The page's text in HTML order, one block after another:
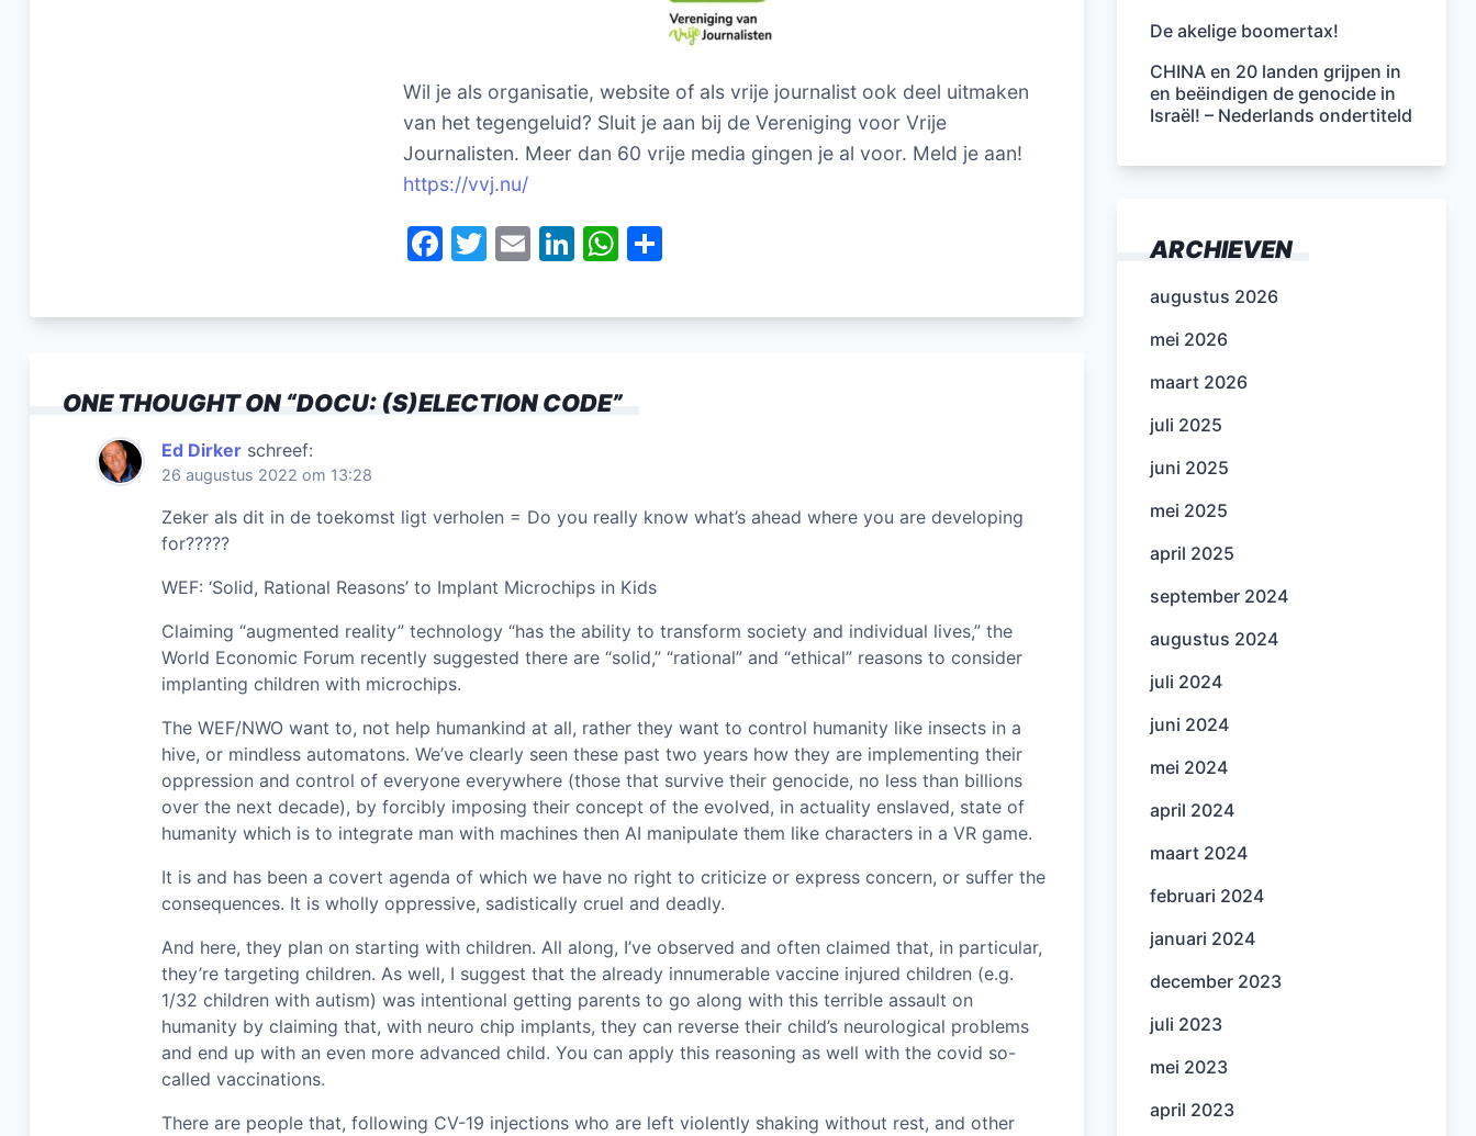
Wil je als organisatie, website of als vrije journalist ook deel uitmaken
van het tegengeluid? Sluit je aan bij de Vereniging voor Vrije
Journalisten. Meer dan 60 vrije media gingen je al voor. Meld je aan!
https://vvj.nu/
F
c
b
o
T
itt
E
ai
Li
k
dI
n
W
at
A
e
ONE THOUGHT ON “DOCU: (S)ELECTION CODE”
Ed Dirker schreef:
26 augustus 2022 om 13:28
Zeker als dit in de toekomst ligt verholen = Do you really know what’s ahead where you are developing
for?????
WEF: ‘Solid, Rational Reasons’ to Implant Microchips in Kids
Claiming “augmented reality” technology “has the ability to transform society and individual lives,” the
World Economic Forum recently suggested there are “solid,” “rational” and “ethical” reasons to consider
implanting children with microchips.
The WEF/NWO want to, not help humankind at all, rather they want to control humanity like insects in a
hive, or mindless automatons. We’ve clearly seen these past two years how they are implementing their
oppression and control of everyone everywhere (those that survive their genocide, no less than billions
over the next decade), by forcibly imposing their concept of the evolved, in actuality enslaved, state of
humanity which is to integrate man with machines then AI manipulate them like characters in a VR game.
It is and has been a covert agenda of which we have no right to criticize or express concern, or suffer the
consequences. It is wholly oppressive, sadistically cruel and deadly.
And here, they plan on starting with children. All along, I’ve observed and often claimed that, in particular,
they’re targeting children. As well, I suggest that the already innumerable vaccine injured children (e.g.
1/32 children with autism) was intentional getting parents to go along with this terrible assault on
humanity by claiming that, with neuro chip implants, they can reverse their child’s neurological problems
and end up with an even more advanced child. You can apply this reasoning as well with the covid so-
called vaccinations.
There are people that, following CV-19 injections who are left violently shaking without rest, and other
De akelige boomertax!
CHINA en 20 landen grijpen in
en beëindigen de genocide in
Israël! – Nederlands ondertiteld
ARCHIEVEN
augustus 2026
mei 2026
maart 2026
juli 2025
juni 2025
mei 2025
april 2025
september 2024
augustus 2024
juli 2024
juni 2024
mei 2024
april 2024
maart 2024
februari 2024
januari 2024
december 2023
juli 2023
mei 2023
april 2023